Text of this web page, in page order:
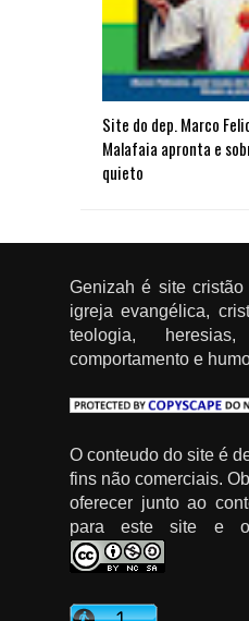
Site do dep. Marco
Malafaia apronta e
quieto
Genizah é site
igreja evangélica,
teologia,
comportamento e
O conteudo do site é
fins não comerciais.
oferecer junto ao
para este site e